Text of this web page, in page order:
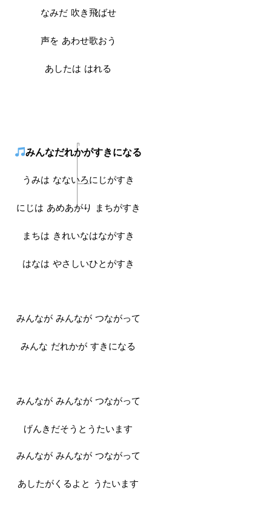
なみだ 吹き飛ばせ
声を あわせ歌おう
あしたは はれる
みんなだれかがすきになる
うみは なないろにじがすき
にじは あめあがり まちがすき
まちは きれいなはながすき
はなは やさしいひとがすき
みんなが みんなが つながって
みんな だれかが すきになる
みんなが みんなが つながって
げんきだそうとうたいます
みんなが みんなが つながって
あしたがくるよと うたいます